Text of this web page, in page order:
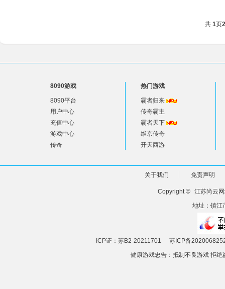
共 1页2
8090游戏
8090平台
用户中心
充值中心
游戏中心
传奇
热门游戏
霸者归来
传奇霸主
霸者天下
维京传奇
开天西游
关于我们 免责声明
Copyright © 江苏尚云
地址：镇江
ICP证：苏B2-20211701
苏ICP备
健康游戏忠告：抵制不良游戏 拒